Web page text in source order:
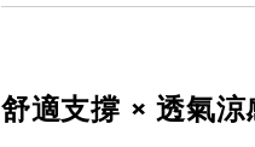
舒適支撐 × 透氣